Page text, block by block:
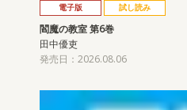
電子版 試し読み
閻魔の教室 第6巻
田中優吏
発売日：2026.08.06